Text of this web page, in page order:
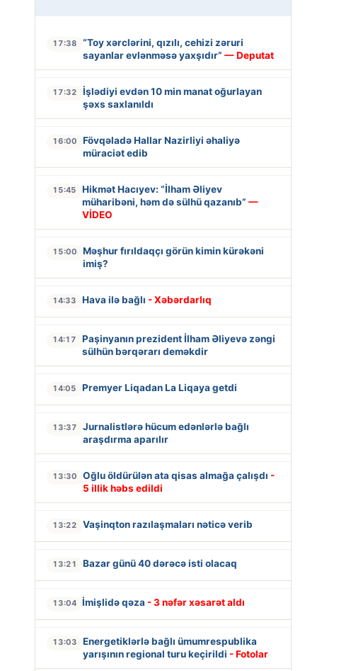
17:38
“Toy xərclərini, qızılı, cehizi zəruri
sayanlar evlənməsə yaxşıdır” — Deputat
17:32
İşlədiyi evdən 10 min manat oğurlayan
şəxs saxlanıldı
16:00
Fövqəladə Hallar Nazirliyi əhaliyə
müraciət edib
15:45
Hikmət Hacıyev: “İlham Əliyev
müharibəni, həm də sülhü qazanıb” —
VİDEO
15:00
Məşhur fırıldaqçı görün kimin kürəkəni
imiş?
14:33 Hava ilə bağlı - Xəbərdarlıq
14:17
Paşinyanın prezident İlham Əliyevə zəngi
sülhün bərqərarı deməkdir
14:05 Premyer Liqadan La Liqaya getdi
13:37
Jurnalistlərə hücum edənlərlə bağlı
araşdırma aparılır
13:30 Oğlu öldürülən ata qisas almağa çalışdı -
5 illik həbs edildi
13:22 Vaşinqton razılaşmaları nəticə verib
13:21 Bazar günü 40 dərəcə isti olacaq
13:04 İmişlidə qəza - 3 nəfər xəsarət aldı
13:03
Energetiklərlə bağlı ümumrespublika
yarışının regional turu keçirildi - Fotolar